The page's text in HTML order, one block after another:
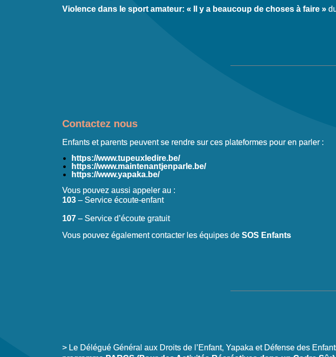
Violence dans le sport amateur: « Il y a beaucoup de choses à faire »
Contactez nous
Enfants et parents peuvent se rendre sur ces plateformes pour en parler :
https://www.tupeuxledire.be/
https://www.maintenantjenparle.be/
https://www.yapaka.be/
Vous pouvez aussi appeler au :
103 – Service écoute-enfant
107 – Service d’écoute gratuit
Vous pouvez également contacter les équipes de SOS Enfants
> Le Délégué Général aux Droits de l’Enfant, Yapaka et Défense des